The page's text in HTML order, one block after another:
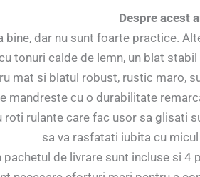
Despre acest
bine, dar nu sunt foarte practice.
tonuri calde de lemn, un blat
mat si blatul robust, rustic maro,
mandreste cu o durabilitate
rulante care fac usor sa glisati
sa va rasfatati iubita cu
pachetul de livrare sunt incluse si